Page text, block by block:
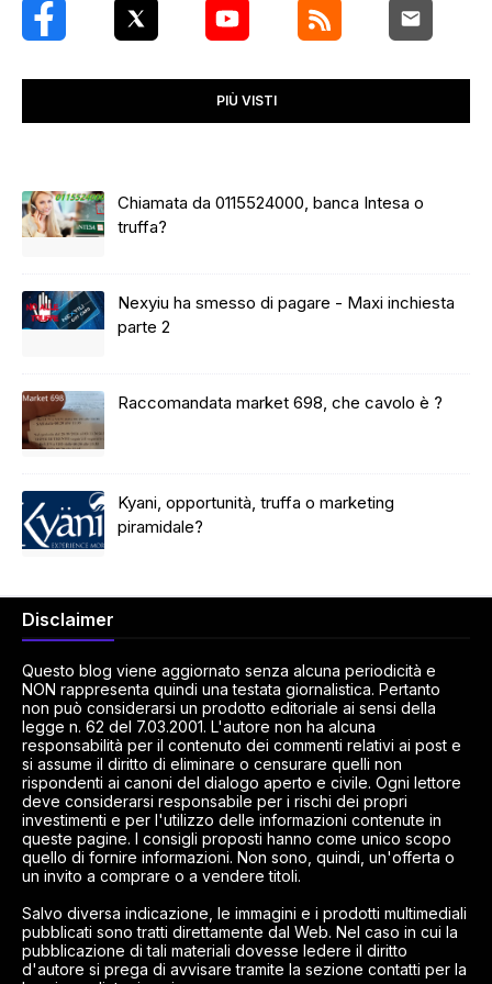
PIÙ VISTI
Chiamata da 0115524000, banca Intesa o
truffa?
Nexyiu ha smesso di pagare - Maxi inchiesta
parte 2
Raccomandata market 698, che cavolo è ?
Kyani, opportunità, truffa o marketing
piramidale?
Disclaimer
Questo blog viene aggiornato senza alcuna periodicità e
NON rappresenta quindi una testata giornalistica. Pertanto
non può considerarsi un prodotto editoriale ai sensi della
legge n. 62 del 7.03.2001. L'autore non ha alcuna
responsabilità per il contenuto dei commenti relativi ai post e
si assume il diritto di eliminare o censurare quelli non
rispondenti ai canoni del dialogo aperto e civile. Ogni lettore
deve considerarsi responsabile per i rischi dei propri
investimenti e per l'utilizzo delle informazioni contenute in
queste pagine. I consigli proposti hanno come unico scopo
quello di fornire informazioni. Non sono, quindi, un'offerta o
un invito a comprare o a vendere titoli.
Salvo diversa indicazione, le immagini e i prodotti multimediali
pubblicati sono tratti direttamente dal Web. Nel caso in cui la
pubblicazione di tali materiali dovesse ledere il diritto
d'autore si prega di avvisare tramite la sezione contatti per la